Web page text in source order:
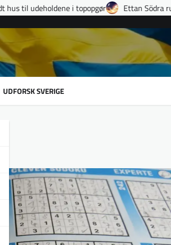
Ettan Södra runde 9: Hattrick, sene
UDFORSK SVERIGE